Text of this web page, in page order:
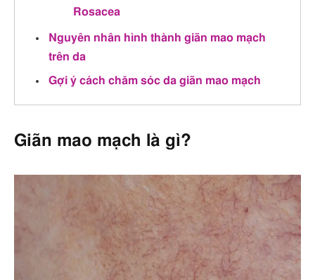
Rosacea
Nguyên nhân hình thành giãn mao mạch
trên da
Gợi ý cách chăm sóc da giãn mao mạch
Giãn mao mạch là gì?